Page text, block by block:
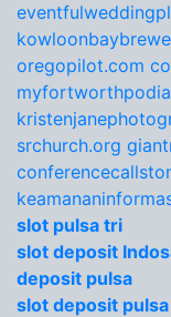
oregopilot.com
srchurch.org
slot pulsa tri
slot deposit
deposit pulsa
slot deposit